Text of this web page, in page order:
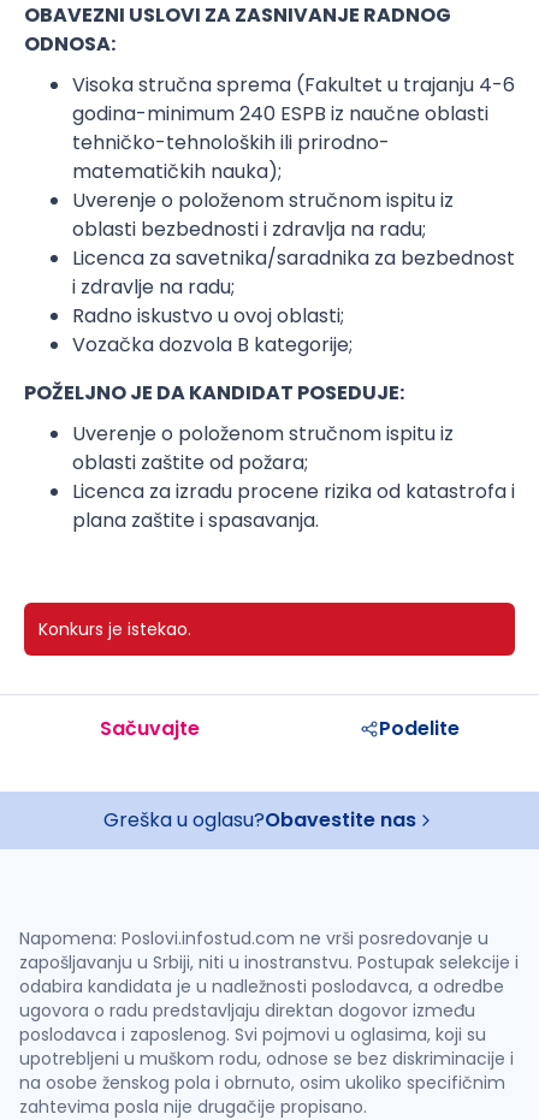
OBAVEZNI USLOVI ZA ZASNIVANJE RADNOG
ODNOSA:
Visoka stručna sprema (Fakultet u trajanju 4-6
godina-minimum 240 ESPB iz naučne oblasti
tehničko-tehnoloških ili prirodno-
matematičkih nauka);
Uverenje o položenom stručnom ispitu iz
oblasti bezbednosti i zdravlja na radu;
Licenca za savetnika/saradnika za bezbednost
i zdravlje na radu;
Radno iskustvo u ovoj oblasti;
Vozačka dozvola B kategorije;
POŽELJNO JE DA KANDIDAT POSEDUJE:
Uverenje o položenom stručnom ispitu iz
oblasti zaštite od požara;
Licenca za izradu procene rizika od katastrofa i
plana zaštite i spasavanja.
Konkurs je istekao.
Sačuvajte Podelite
Greška u oglasu?Obavestite nas
Napomena: Poslovi.infostud.com ne vrši posredovanje u
zapošljavanju u Srbiji, niti u inostranstvu. Postupak selekcije i
odabira kandidata je u nadležnosti poslodavca, a odredbe
ugovora o radu predstavljaju direktan dogovor između
poslodavca i zaposlenog. Svi pojmovi u oglasima, koji su
upotrebljeni u muškom rodu, odnose se bez diskriminacije i
na osobe ženskog pola i obrnuto, osim ukoliko specifičnim
zahtevima posla nije drugačije propisano.